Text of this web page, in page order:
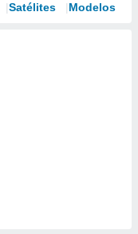
Satélites Modelos